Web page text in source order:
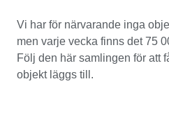
Vi har för närvarande inga
men varje vecka finns det 75
Följ den här samlingen för att
objekt läggs till.